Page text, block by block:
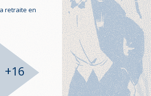
retraite en
+16